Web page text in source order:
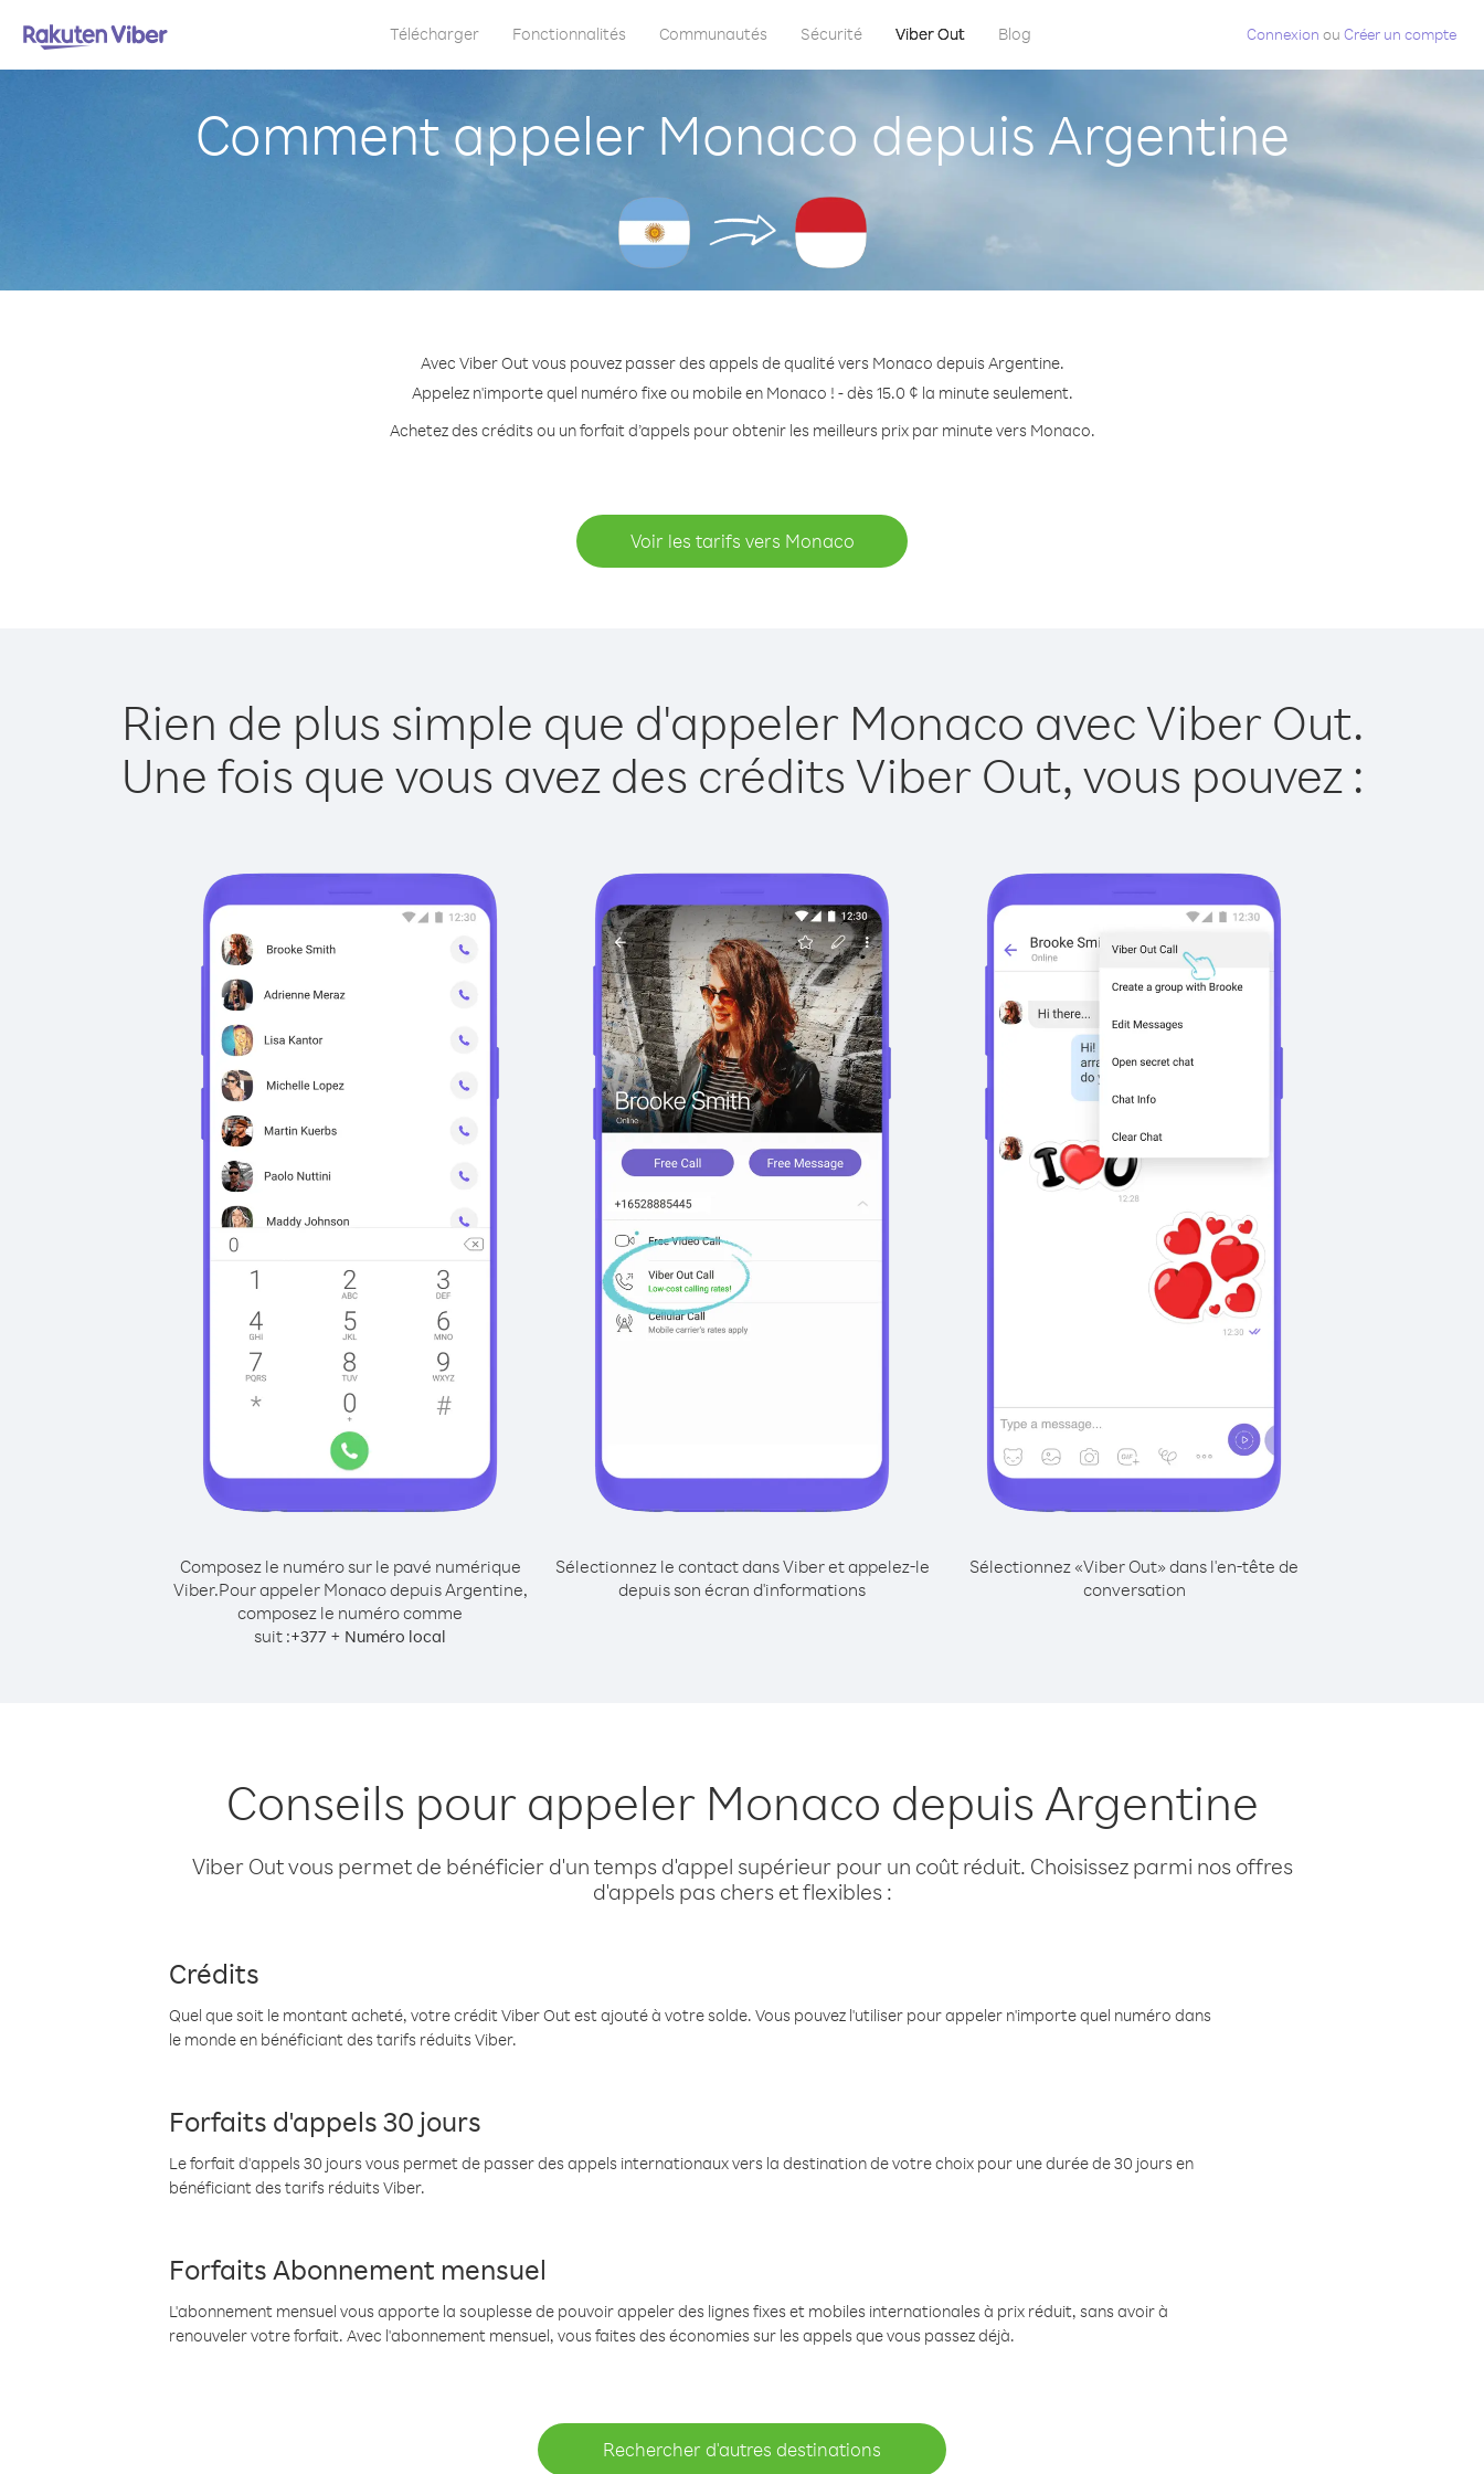
Télécharger Fonctionnalités Communautés Sécurité Viber Out Blog Connexion ou Créer un compte
Comment appeler Monaco depuis Argentine
Avec Viber Out vous pouvez passer des appels de qualité vers Monaco depuis Argentine.
Appelez n'importe quel numéro fixe ou mobile en Monaco ! - dès 15.0 ¢ la minute seulement.
Achetez des crédits ou un forfait d’appels pour obtenir les meilleurs prix par minute vers Monaco.
Voir les tarifs vers Monaco
Rien de plus simple que d'appeler Monaco avec Viber Out.
Une fois que vous avez des crédits Viber Out, vous pouvez :
Composez le numéro sur le pavé numérique
Viber.Pour appeler Monaco depuis Argentine,
composez le numéro comme
suit :+377 + Numéro local
Sélectionnez le contact dans Viber et appelez-le
depuis son écran d'informations
Sélectionnez «Viber Out» dans l'en-tête de
conversation
Conseils pour appeler Monaco depuis Argentine
Viber Out vous permet de bénéficier d'un temps d'appel supérieur pour un coût réduit. Choisissez parmi nos offres
d'appels pas chers et flexibles :
Crédits
Quel que soit le montant acheté, votre crédit Viber Out est ajouté à votre solde. Vous pouvez l'utiliser pour appeler n'importe quel numéro dans
le monde en bénéficiant des tarifs réduits Viber.
Forfaits d'appels 30 jours
Le forfait d'appels 30 jours vous permet de passer des appels internationaux vers la destination de votre choix pour une durée de 30 jours en
bénéficiant des tarifs réduits Viber.
Forfaits Abonnement mensuel
L'abonnement mensuel vous apporte la souplesse de pouvoir appeler des lignes fixes et mobiles internationales à prix réduit, sans avoir à
renouveler votre forfait. Avec l'abonnement mensuel, vous faites des économies sur les appels que vous passez déjà.
Rechercher d'autres destinations